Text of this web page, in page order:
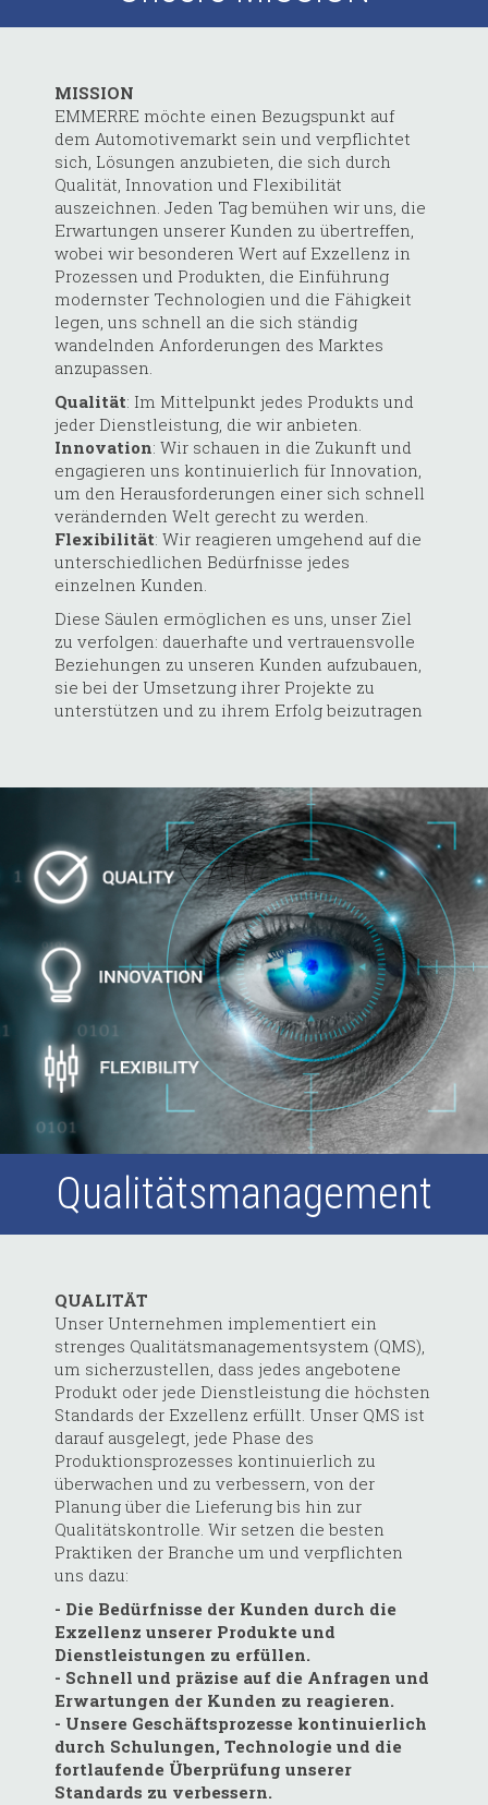
MISSION
EMMERRE möchte einen Bezugspunkt auf
dem Automotivemarkt sein und verpflichtet
sich, Lösungen anzubieten, die sich durch
Qualität, Innovation und Flexibilität
auszeichnen. Jeden Tag bemühen wir uns, die
Erwartungen unserer Kunden zu übertreffen,
wobei wir besonderen Wert auf Exzellenz in
Prozessen und Produkten, die Einführung
modernster Technologien und die Fähigkeit
legen, uns schnell an die sich ständig
wandelnden Anforderungen des Marktes
anzupassen.
Qualität: Im Mittelpunkt jedes Produkts und
jeder Dienstleistung, die wir anbieten.
Innovation: Wir schauen in die Zukunft und
engagieren uns kontinuierlich für Innovation,
um den Herausforderungen einer sich schnell
verändernden Welt gerecht zu werden.
Flexibilität: Wir reagieren umgehend auf die
unterschiedlichen Bedürfnisse jedes
einzelnen Kunden.
Diese Säulen ermöglichen es uns, unser Ziel
zu verfolgen: dauerhafte und vertrauensvolle
Beziehungen zu unseren Kunden aufzubauen,
sie bei der Umsetzung ihrer Projekte zu
unterstützen und zu ihrem Erfolg beizutragen
Qualitätsmanagement
QUALITÄT
Unser Unternehmen implementiert ein
strenges Qualitätsmanagementsystem (QMS),
um sicherzustellen, dass jedes angebotene
Produkt oder jede Dienstleistung die höchsten
Standards der Exzellenz erfüllt. Unser QMS ist
darauf ausgelegt, jede Phase des
Produktionsprozesses kontinuierlich zu
überwachen und zu verbessern, von der
Planung über die Lieferung bis hin zur
Qualitätskontrolle. Wir setzen die besten
Praktiken der Branche um und verpflichten
uns dazu:
- Die Bedürfnisse der Kunden durch die
Exzellenz unserer Produkte und
Dienstleistungen zu erfüllen.
- Schnell und präzise auf die Anfragen und
Erwartungen der Kunden zu reagieren.
- Unsere Geschäftsprozesse kontinuierlich
durch Schulungen, Technologie und die
fortlaufende Überprüfung unserer
Standards zu verbessern.